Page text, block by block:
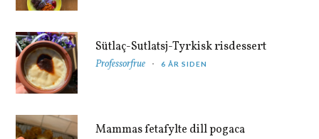
Sütlaç-Sutlatsj-Tyrkisk risdessert
Professorfrue 6 ÅR SIDEN
Mammas fetafylte dill pogaca